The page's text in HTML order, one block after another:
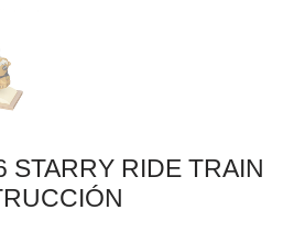
STARRY RIDE TRAIN